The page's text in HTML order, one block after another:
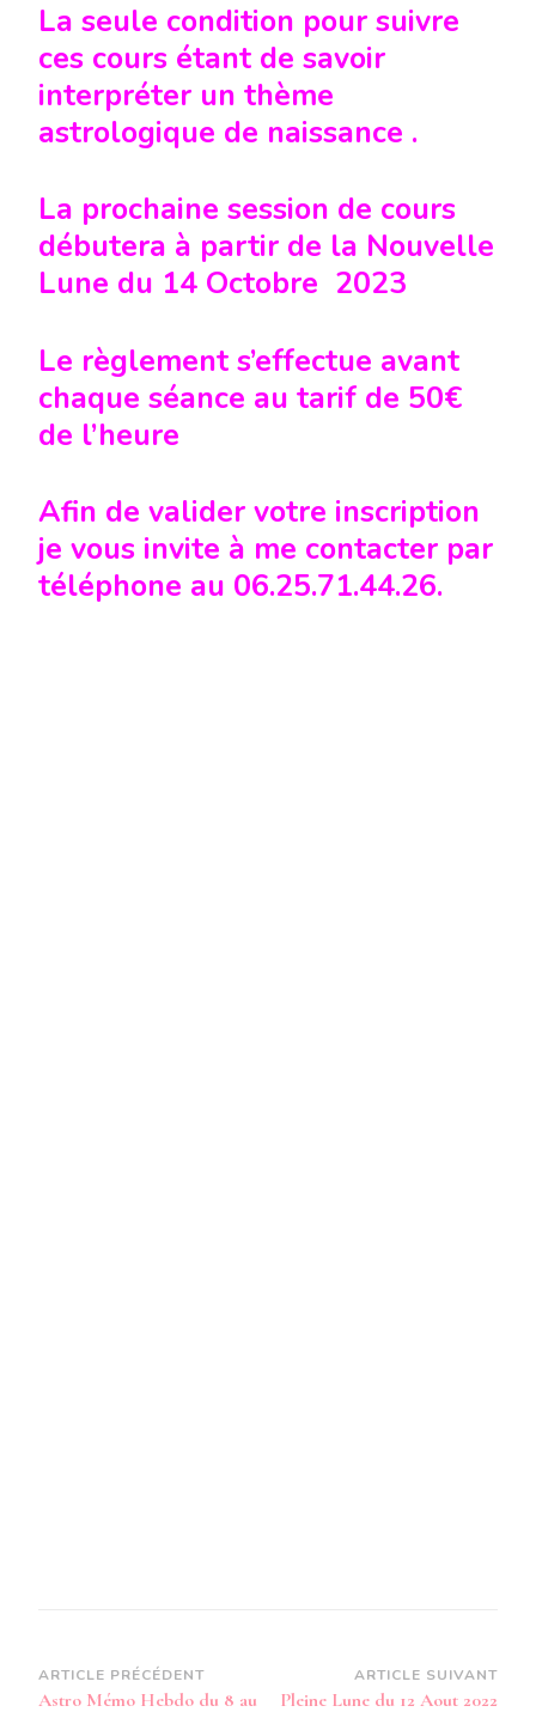
La seule condition pour suivre
ces cours étant de savoir
interpréter un thème
astrologique de naissance .
La prochaine session de cours
débutera à partir de la Nouvelle
Lune du 14 Octobre 2023
Le règlement s’effectue avant
chaque séance au tarif de 50€
de l’heure
Afin de valider votre inscription
je vous invite à me contacter par
téléphone au 06.25.71.44.26.
Navigation
ARTICLE PRÉCÉDENT
Astro Mémo Hebdo du 8 au
ARTICLE SUIVANT
Pleine Lune du 12 Aout 2022